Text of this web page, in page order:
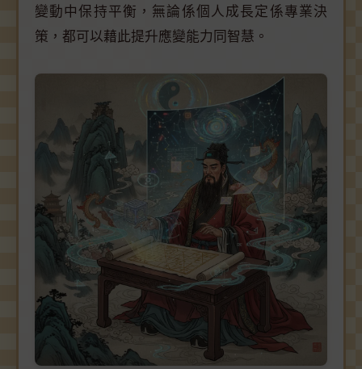
變動中保持平衡，無論係個人成長定係專業決
策，都可以藉此提升應變能力同智慧。